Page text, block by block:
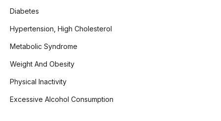
Diabetes
Hypertension, High Cholesterol
Metabolic Syndrome
Weight And Obesity
Physical Inactivity
Excessive Alcohol Consumption